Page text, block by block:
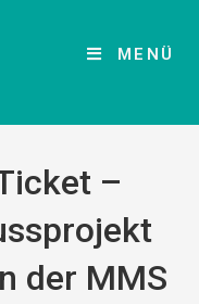
MENÜ
–
der MMS